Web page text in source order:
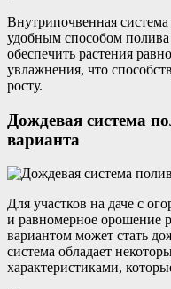
Внутрипочвенная
удобным способом
обеспечить растения
увлажнения, что
росту.
Дождевая система
варианта
Для участков на даче с
и равномерное орошение
вариантом может стать
система обладает
характеристиками,